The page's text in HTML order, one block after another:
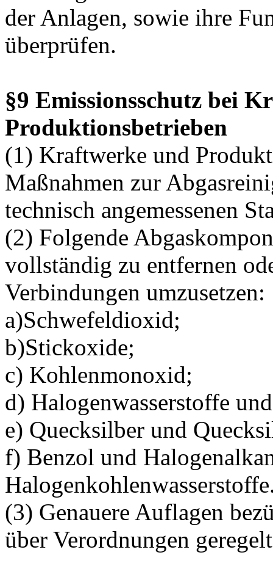
der Anlagen, sowie ihre
überprüfen.
§9 Emissionsschutz bei
Produktionsbetrieben
(1) Kraftwerke und
Maßnahmen zur
technisch angemessenen
(2) Folgende
vollständig zu entfernen
Verbindungen umzusetzen:
a)Schwefeldioxid;
b)Stickoxide;
c) Kohlenmonoxid;
d) Halogenwasserstoffe
e) Quecksilber und
f) Benzol und
(3) Genauere Auflagen
über Verordnungen